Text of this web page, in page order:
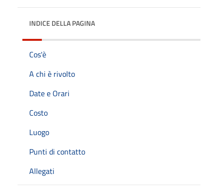
INDICE DELLA PAGINA
Cos'è
A chi è rivolto
Date e Orari
Costo
Luogo
Punti di contatto
Allegati